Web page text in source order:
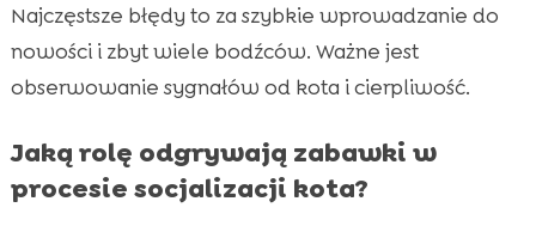
Najczęstsze błędy to za szybkie wprowadzanie do
nowości i zbyt wiele bodźców. Ważne jest
obserwowanie sygnałów od kota i cierpliwość.
Jaką rolę odgrywają zabawki w
procesie socjalizacji kota?